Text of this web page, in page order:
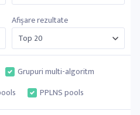
Afișare rezultate
Grupuri multi-algoritm
PPLNS pools